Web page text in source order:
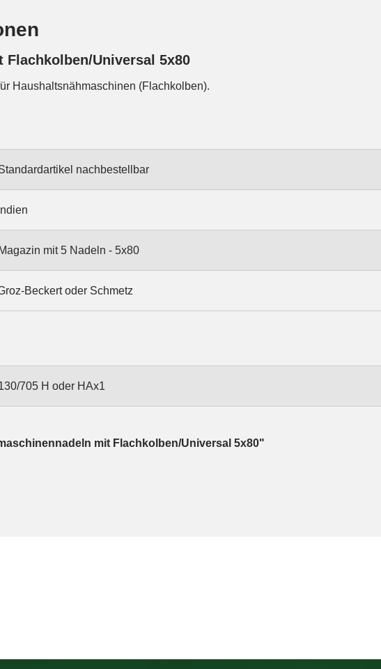
Flachkolben/Universal 5x80
Haushaltsnähmaschinen (Flachkolben).
nachbestellbar
Indien
Magazin mit 5 Nadeln - 5x80
Beckert oder Schmetz
705 H oder HAx1
mit Flachkolben/Universal 5x80"